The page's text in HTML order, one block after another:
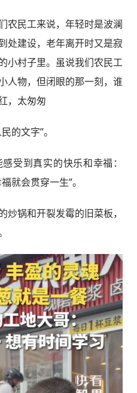
农民工来说，年轻时是波澜
处建设，老年离开时又是寂
小村子里。虽说我们农民工
人物，但闭眼的那一刻，谁
，太匆匆
的文字”。
受到真实的快乐和幸福：
就会贯穿一生”。
锅和开裂发霉的旧菜板，